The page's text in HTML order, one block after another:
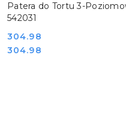
Patera do Tortu 3-
542031
Cena:
304.98
Cena:
304.98